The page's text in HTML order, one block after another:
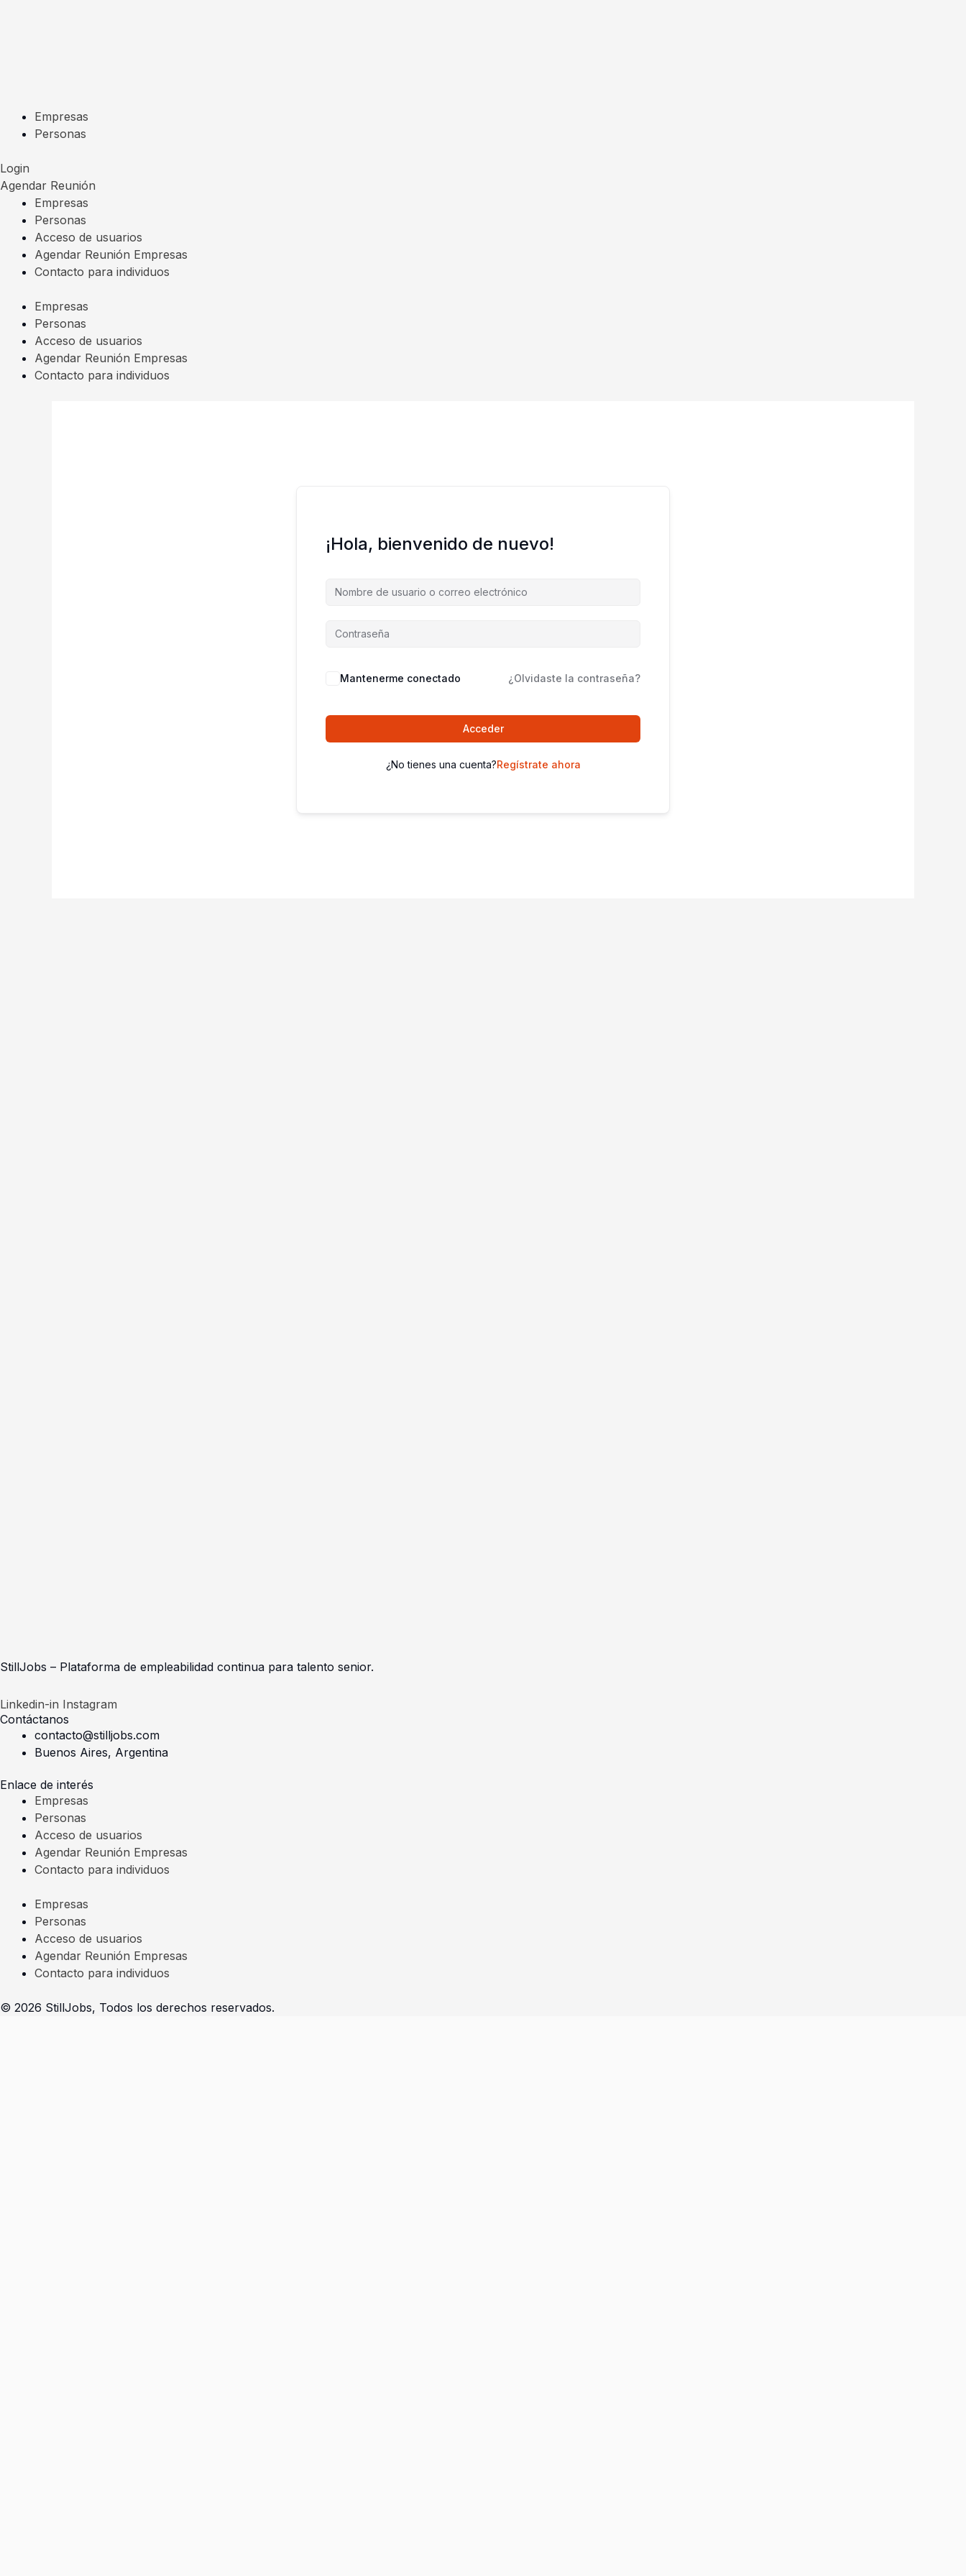
Empresas
Personas
Login
Agendar Reunión
Empresas
Personas
Acceso de usuarios
Agendar Reunión Empresas
Contacto para individuos
Empresas
Personas
Acceso de usuarios
Agendar Reunión Empresas
Contacto para individuos
¡Hola, bienvenido de nuevo!
Mantenerme conectado ¿Olvidaste la contraseña?
Acceder
¿No tienes una cuenta?Regístrate ahora
StillJobs – Plataforma de empleabilidad continua para talento senior.
Linkedin-in Instagram
Contáctanos
contacto@stilljobs.com
Buenos Aires, Argentina
Enlace de interés
Empresas
Personas
Acceso de usuarios
Agendar Reunión Empresas
Contacto para individuos
Empresas
Personas
Acceso de usuarios
Agendar Reunión Empresas
Contacto para individuos
© 2026 StillJobs, Todos los derechos reservados.